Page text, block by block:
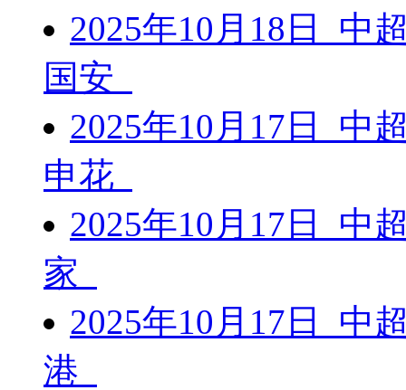
2025年10月18日 中
国安
2025年10月17日 中
申花
2025年10月17日 中
家
2025年10月17日 中
港